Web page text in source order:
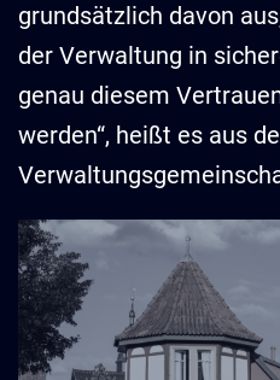
grundsätzlich davon
der Verwaltung in
genau diesem
werden“, heißt es aus